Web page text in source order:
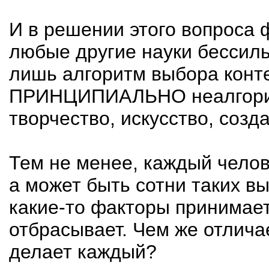
И в решении этого вопроса
любые другие науки
лишь алгоритм выбора
ПРИНЦИПИАЛЬНО
творчество, искусство,
Тем не менее, каждый
а может быть сотни таких
какие-то факторы
отбрасывает. Чем же
делает каждый?